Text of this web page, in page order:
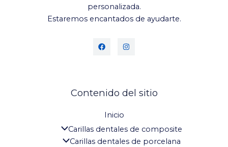
personalizada.
Estaremos encantados de ayudarte.
Contenido del sitio
Inicio
Carillas dentales de composite
Carillas dentales de porcelana